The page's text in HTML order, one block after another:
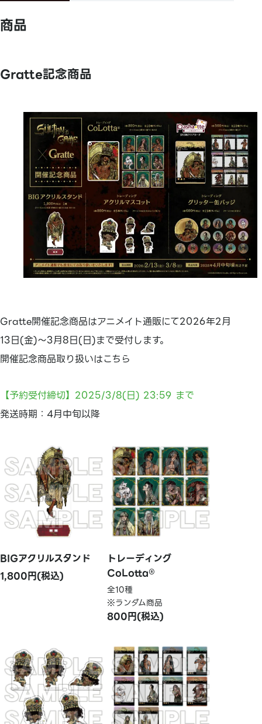
商品
Gratte記念商品
Gratte開催記念商品はアニメイト通販にて2026年2月
13日(金)～3月8日(日)まで受付します。
開催記念商品取り扱いはこちら
【予約受付締切】2025/3/8(日) 23:59 まで
発送時期：4月中旬以降
BIGアクリルスタンド
1,800円(税込)
トレーディング
CoLotta®
全10種
※ランダム商品
800円(税込)